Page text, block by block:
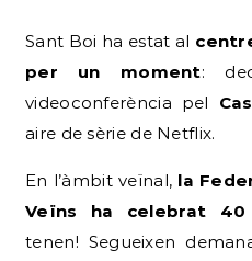
Sant Boi ha estat al
per un moment:
videoconferència pel
aire de sèrie de Netflix.
En l’àmbit veïnal, la
Veïns ha celebrat 40
tenen! Segueixen